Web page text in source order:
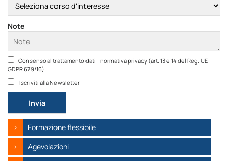
Note
Consenso al trattamento dati - normativa privacy (art. 13 e 14 del Reg. UE
GDPR 679/16)
Iscriviti alla Newsletter
Si prega di lasciare vuoto questo campo.
Formazione flessibile
Agevolazioni